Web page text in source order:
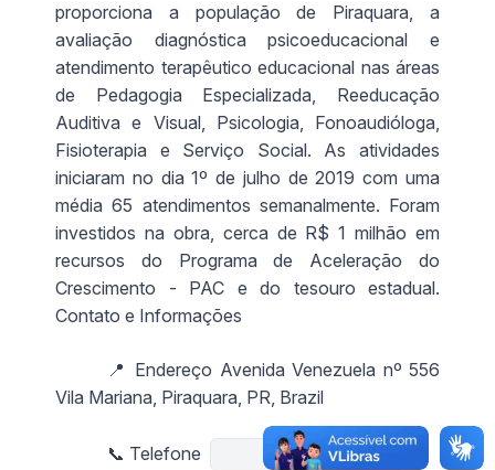
proporciona a população de Piraquara, a
avaliação diagnóstica psicoeducacional e
atendimento terapêutico educacional nas áreas
de Pedagogia Especializada, Reeducação
Auditiva e Visual, Psicologia, Fonoaudióloga,
Fisioterapia e Serviço Social. As atividades
iniciaram no dia 1º de julho de 2019 com uma
média 65 atendimentos semanalmente. Foram
investidos na obra, cerca de R$ 1 milhão em
recursos do Programa de Aceleração do
Crescimento - PAC e do tesouro estadual.
Contato e Informações
📍 Endereço Avenida Venezuela nº 556
Vila Mariana, Piraquara, PR, Brazil
📞 Telefone 📞 (41) 3551-3421